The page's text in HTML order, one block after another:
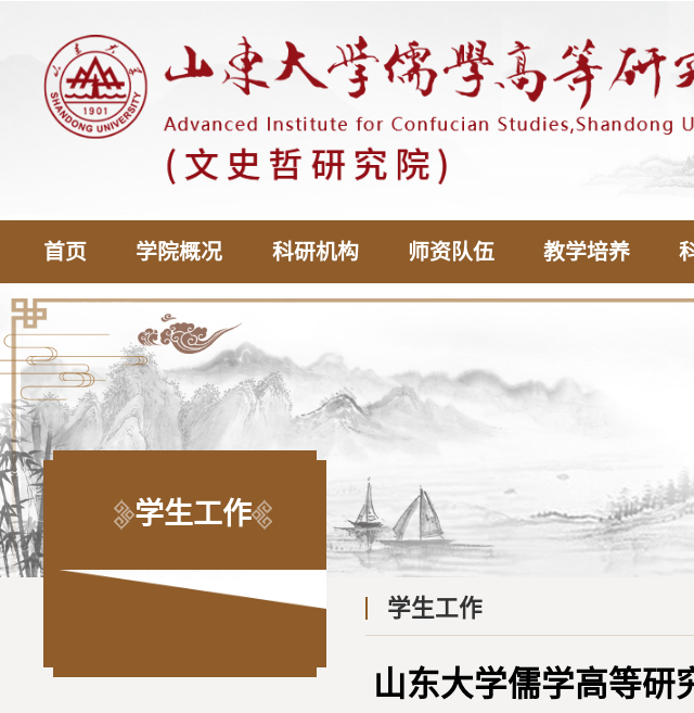
首页 学院概况 科研机构 师资队伍 教学培养
学生工作
学生工作
山东大学儒学高等研